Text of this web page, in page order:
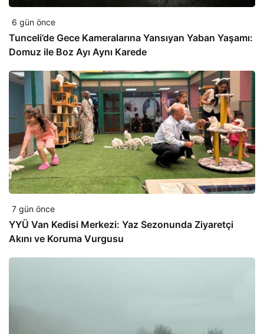
6 gün önce
Tunceli’de Gece Kameralarına Yansıyan Yaban Yaşamı:
Domuz ile Boz Ayı Aynı Karede
7 gün önce
YYÜ Van Kedisi Merkezi: Yaz Sezonunda Ziyaretçi
Akını ve Koruma Vurgusu